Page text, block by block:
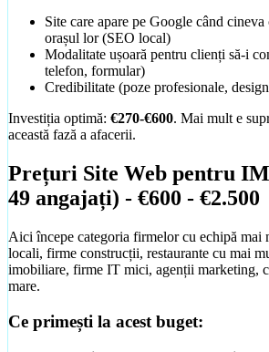
Promovare Google Ads
Apari în top când clienții te caută
Cât Durează un Site
Site care apare pe Google când
orașul lor (SEO local)
Modalitate ușoară pentru clienți să-i
telefon, formular)
Credibilitate (poze profesionale,
Investiția optimă: €270-€600. Mai mult e
această fază a afacerii.
Prețuri Site Web pentru
49 angajați) - €600 - €2.500
Aici începe categoria firmelor cu echipă mai
locali, firme construcții, restaurante cu mai
imobiliare, firme IT mici, agenții marketing,
mare.
Ce primești la acest buget: